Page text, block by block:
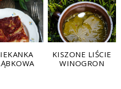
KISZONE LIŚCIE
WINOGRON